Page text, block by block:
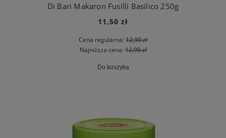
Di Bari Makaron Fusilli Basilico 250g
11,50 zł
Cena regularna: 12,90 zł
Najniższa cena:12,90 zł
Do koszyka